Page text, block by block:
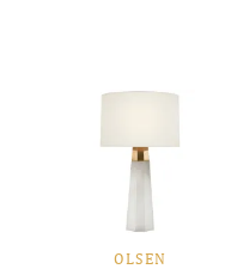
OLSEN